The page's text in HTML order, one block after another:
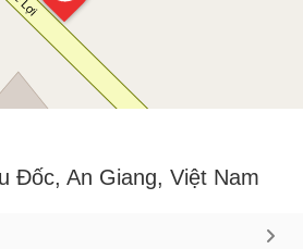
Đốc, An Giang, Việt Nam